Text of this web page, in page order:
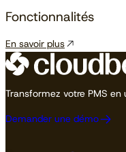
Fonctionnalités
En savoir plus
Transformez votre PMS
Demander une démo